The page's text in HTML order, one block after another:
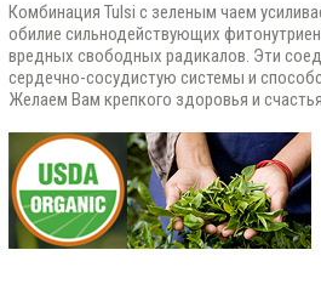
Комбинация Tulsi с зеленым чаем
обилие сильнодействующих
вредных свободных радикалов. Эти
сердечно-сосудистую системы и
Желаем Вам крепкого здоровья и